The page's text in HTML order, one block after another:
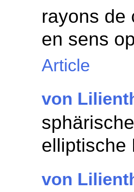
rayons de
en sens
Article
von
von